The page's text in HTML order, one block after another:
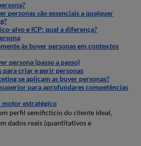
personas são essenciais a qualquer
alvo e ICP: qual a diferença?
às buyer personas em contextos
persona (passo a passo)
para criar e gerir personas
se aplicam as buyer personas?
para aprofundares competências
motor estratégico
perfil semifictício do cliente ideal,
dados reais (quantitativos e